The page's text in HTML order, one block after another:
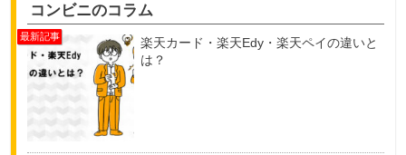
コンビニのコラム
楽天カード・楽天Edy・楽天ペイの違いと
は？